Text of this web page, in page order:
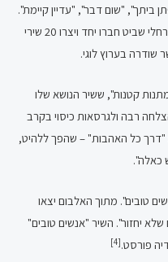
ביתך", "שום דבר", "עדיין קיימת".
בחודש אוקטובר של אותה שנה, קלינשטיין ורחלי שביט חברו יחד ויצרו 20 שירי
שודרה בערוץ לוגי.
"מתנות קטנות", ששיר הנושא שלו
רבה ולגרסאות כיסוי בקרב
"דרך כל האהבות" – שהפך ללהיט,
כאלה".
"אנשים טובים". מתוך האלבום יצאו
שלא יחזור". השיר "אנשים טובים"
פורסט.[4]